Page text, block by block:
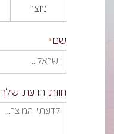
מוצר
שם
חוות הדעת שלך